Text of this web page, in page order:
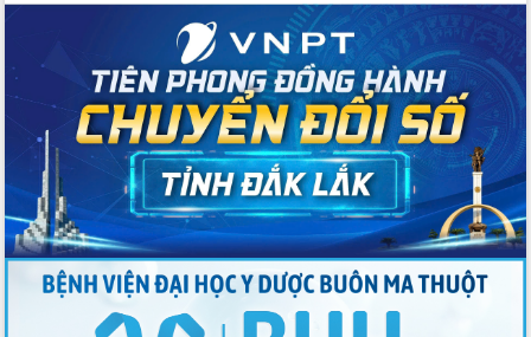
Nhiều cách làm hay trong chuyển đổi
Quyết tâm phấn đấu hoàn thành thắng
lợi các mục tiêu, nhiệm vụ Nghị quyết
Đại hội đại biểu Đảng bộ tỉnh Đắk Lắk
nhiệm kỳ 2025-2030
Khai mạc trọng thể Đại hội đại biểu
Đảng bộ tỉnh Đắk Lắk lần thứ I, nhiệm
kỳ 2025 - 2030
Đắk Lắk hoàn thành mục tiêu xóa nhà
tạm, nhà dột nát năm 2025
Phiên trù bị Đại hội đại biểu Đảng bộ
tỉnh Đắk Lắk lần thứ I, nhiệm kỳ 2025-